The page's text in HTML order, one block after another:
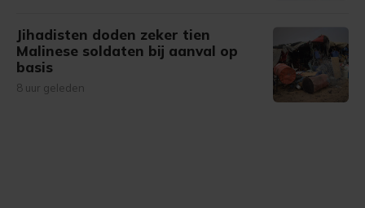
Jihadisten doden zeker tien
Malinese soldaten bij aanval op
basis
8 uur geleden